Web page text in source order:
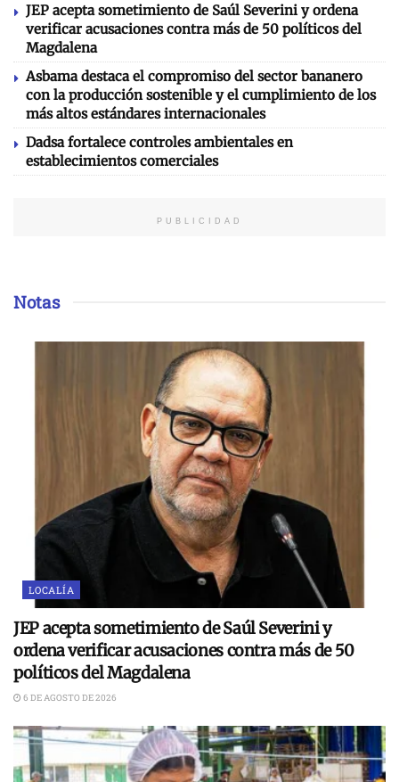
JEP acepta sometimiento de Saúl Severini y ordena
verificar acusaciones contra más de 50 políticos del
Magdalena
Asbama destaca el compromiso del sector bananero
con la producción sostenible y el cumplimiento de los
más altos estándares internacionales
Dadsa fortalece controles ambientales en
establecimientos comerciales
PUBLICIDAD
Notas
LOCALÍA
JEP acepta sometimiento de Saúl Severini y
ordena verificar acusaciones contra más de 50
políticos del Magdalena
6 DE AGOSTO DE 2026